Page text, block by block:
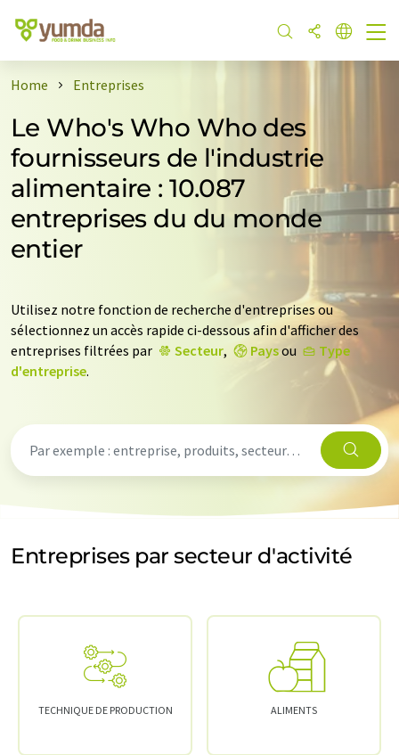
Home Entreprises
Le Who's Who Who des
fournisseurs de l'industrie
alimentaire : 10.087
entreprises du du monde
entier
Utilisez notre fonction de recherche d'entreprises ou
sélectionnez un accès rapide ci-dessous afin d'afficher des
entreprises filtrées par
Secteur, Paysou
Type
d'entreprise.
Entreprises par secteur d'activité
TECHNIQUE DE PRODUCTION ALIMENTS